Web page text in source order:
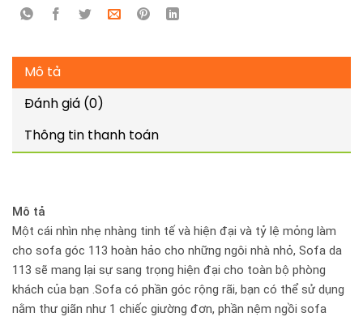
Mô tả
Đánh giá (0)
Thông tin thanh toán
Mô tả
Một cái nhìn nhẹ nhàng tinh tế và hiện đại và tỷ lệ mỏng làm
cho sofa góc 113 hoàn hảo cho những ngôi nhà nhỏ, Sofa da
113 sẽ mang lại sự sang trọng hiện đại cho toàn bộ phòng
khách của bạn .Sofa có phần góc rộng rãi, bạn có thể sử dụng
nằm thư giãn như 1 chiếc giường đơn, phần nệm ngồi sofa